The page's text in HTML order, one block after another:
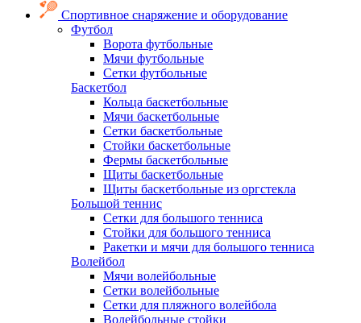
Спортивное снаряжение и оборудование
Футбол
Ворота футбольные
Мячи футбольные
Сетки футбольные
Баскетбол
Кольца баскетбольные
Мячи баскетбольные
Сетки баскетбольные
Стойки баскетбольные
Фермы баскетбольные
Щиты баскетбольные
Щиты баскетбольные из оргстекла
Большой теннис
Сетки для большого тенниса
Стойки для большого тенниса
Ракетки и мячи для большого тенниса
Волейбол
Мячи волейбольные
Сетки волейбольные
Сетки для пляжного волейбола
Волейбольные стойки